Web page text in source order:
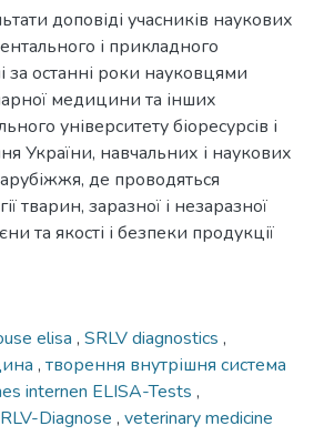
доповіді учасників наукових
і прикладного
за останні роки науковцями
медицини та інших
університету біоресурсів і
України, навчальних і наукових
де проводяться
тварин, заразної і незаразної
та якості і безпеки продукції
elisa , SRLV diagnostics ,
, творення внутрішня система
internen ELISA-Tests ,
Diagnose , veterinary medicine